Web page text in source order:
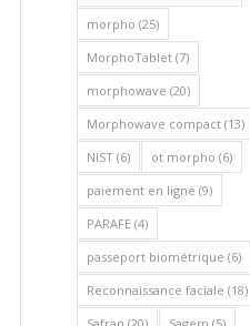
morpho (25)
MorphoTablet (7)
morphowave (20)
Morphowave compact (13)
NIST (6) ot morpho (6)
paiement en ligne (9)
PARAFE (4)
passeport biométrique (6)
Reconnaissance faciale (18)